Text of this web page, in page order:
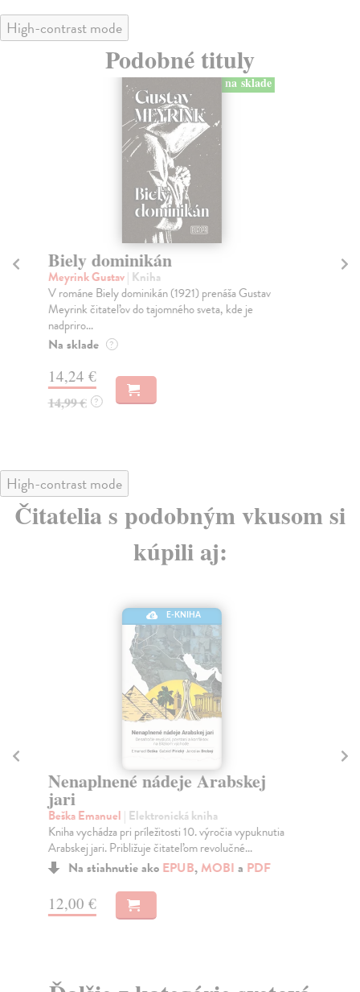
High-contrast mode
Podobné tituly
na sklade
Biely dominikán
Meyrink Gustav| Kniha
V románe Biely dominikán (1921) prenáša Gustav
Meyrink čitateľov do tajomného sveta, kde je
nadpriro...
Na sklade ?
14,24 €
14,99 € ?
High-contrast mode
Čitatelia s podobným vkusom si
kúpili aj:
E-KNIHA
Nenaplnené nádeje Arabskej
jari
Beška Emanuel | Elektronická kniha
Kniha vychádza pri príležitosti 10. výročia vypuknutia
Arabskej jari. Približuje čitateľom revolučné...
Na stiahnutie ako EPUB,MOBI a PDF
12,00 €